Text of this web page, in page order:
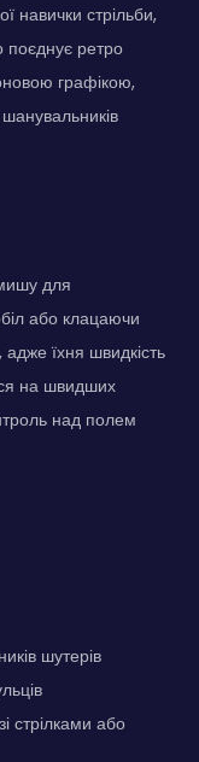
навички стрільби,
поєднує ретро
графікою,
для
або клацаючи
їхня швидкість
на швидших
над полем
шутерів
стрілками або